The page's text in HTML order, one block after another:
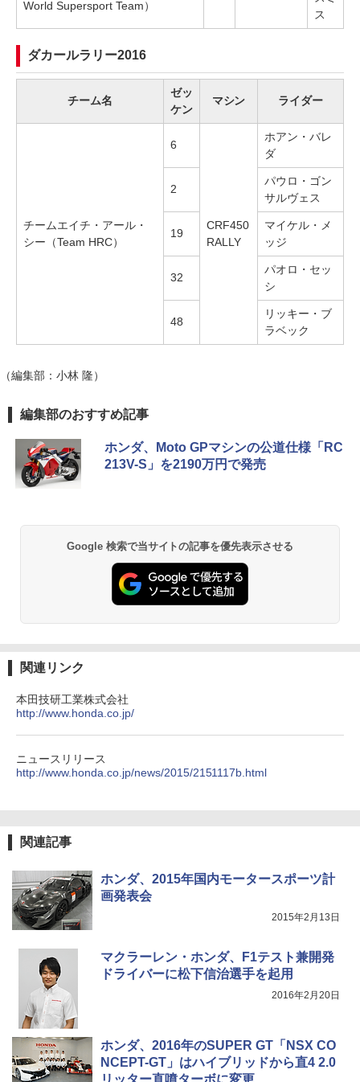
World Supersport Team）
ス
ダカールラリー2016
チーム名
ゼッ
ケン
マシン ライダー
チームエイチ・アール・
シー（Team HRC）
6
CRF450
RALLY
ホアン・バレ
ダ
2
パウロ・ゴン
サルヴェス
19
マイケル・メ
ッジ
32
パオロ・セッ
シ
48
リッキー・ブ
ラベック
（編集部：小林 隆）
編集部のおすすめ記事
ホンダ、Moto GPマシンの公道仕様「RC
213V-S」を2190万円で発売
Google 検索で当サイトの記事を優先表示させる
関連リンク
本田技研工業株式会社
http://www.honda.co.jp/
ニュースリリース
http://www.honda.co.jp/news/2015/2151117b.html
関連記事
ホンダ、2015年国内モータースポーツ計
画発表会
2015年2月13日
マクラーレン・ホンダ、F1テスト兼開発
ドライバーに松下信治選手を起用
2016年2月20日
ホンダ、2016年のSUPER GT「NSX CO
NCEPT-GT」はハイブリッドから直4 2.0
リッター直噴ターボに変更